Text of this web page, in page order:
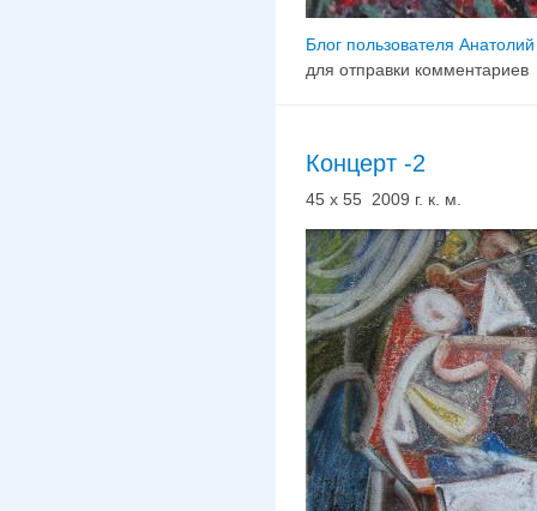
Блог пользователя
для отправки комментариев
Концерт -2
45 х 55 2009 г. к. м.